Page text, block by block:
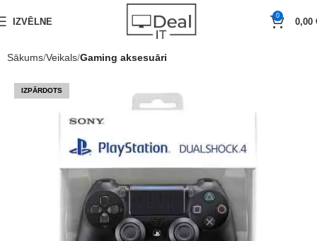
IZVĒLNE
0
0,00
Sākums Veikals Gaming aksesuāri
IZPĀRDOTS